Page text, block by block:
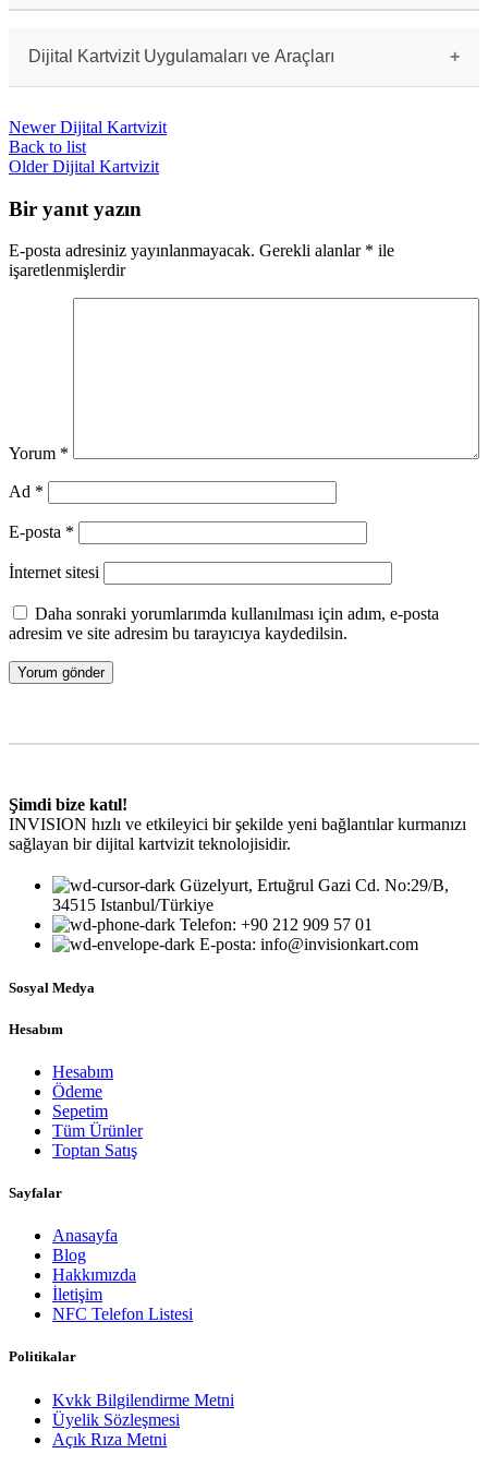
kartvizitlerin yerine dijital kartvizitleri
tercih etmektedir.
Dijital Kartvizit Uygulamaları ve Araçları
Bump, CamCard ve Haystack gibi uygulamalar tercih
edilebilir.
Newer Dijital Kartvizit
Back to list
Older Dijital Kartvizit
Bir yanıt yazın
E-posta adresiniz yayınlanmayacak. Gerekli alanlar * ile
işaretlenmişlerdir
Yorum *
Ad *
E-posta *
İnternet sitesi
Daha sonraki yorumlarımda kullanılması için adım, e-posta
adresim ve site adresim bu tarayıcıya kaydedilsin.
Şimdi bize katıl!
INVISION hızlı ve etkileyici bir şekilde yeni bağlantılar kurmanızı
sağlayan bir dijital kartvizit teknolojisidir.
Güzelyurt, Ertuğrul Gazi Cd. No:29/B,
34515 Istanbul/Türkiye
Telefon: +90 212 909 57 01
E-posta: info@invisionkart.com
Sosyal Medya
Hesabım
Hesabım
Ödeme
Sepetim
Tüm Ürünler
Toptan Satış
Sayfalar
Anasayfa
Blog
Hakkımızda
İletişim
NFC Telefon Listesi
Politikalar
Kvkk Bilgilendirme Metni
Üyelik Sözleşmesi
Açık Rıza Metni